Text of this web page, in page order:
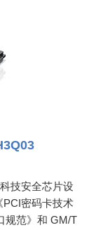
技安全芯片设
PCI密码卡技术
规范》和 GM/T